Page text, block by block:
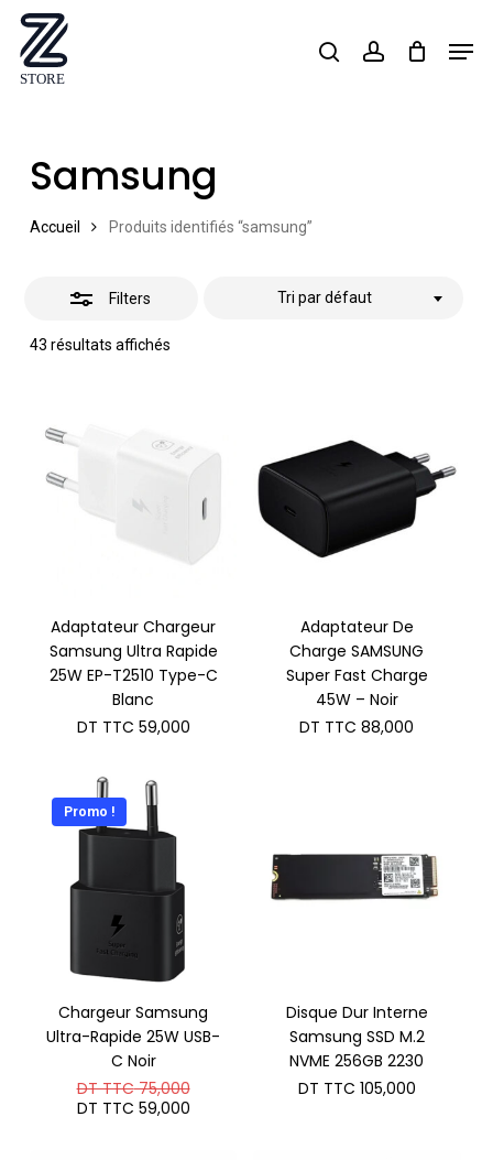
Skip
main
searchaccount
Samsung
Accueil Produits identifiés “samsung”
Filters
43 résultats affichés
Tri par défaut
Close
Adaptateur Chargeur
Samsung Ultra Rapide
25W EP-T2510 Type-C
Blanc
DT TTC 59,000
Adaptateur De
Charge SAMSUNG
Super Fast Charge
45W – Noir
DT TTC 88,000
Promo !
Chargeur Samsung
Ultra-Rapide 25W USB-
C Noir
DT TTC75,000Le
prix
DT TTC 59,000Le
Disque Dur Interne
Samsung SSD M.2
NVME 256GB 2230
DT TTC 105,000